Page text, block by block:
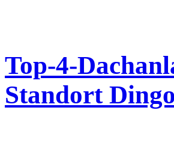
Top-4-
Standort